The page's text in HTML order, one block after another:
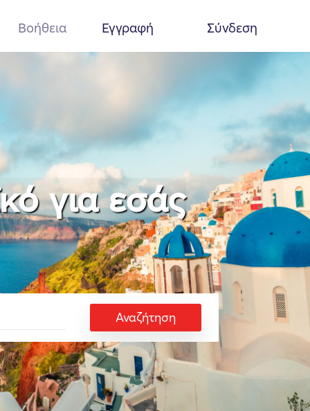
Βοήθεια Εγγραφή Σύνδεση
για εσάς
Αναζήτηση